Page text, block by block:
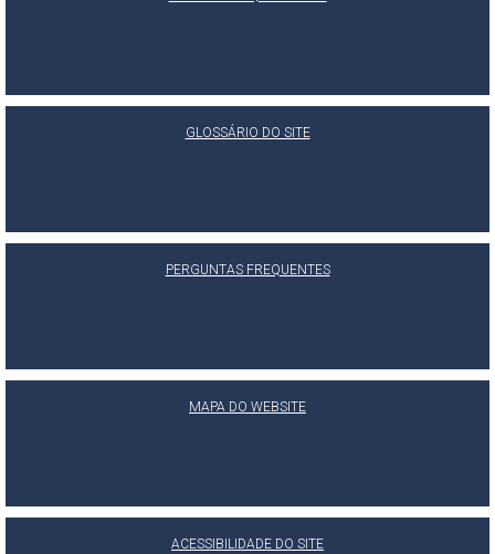
GLOSSÁRIO DO SITE
PERGUNTAS FREQUENTES
MAPA DO WEBSITE
ACESSIBILIDADE DO SITE